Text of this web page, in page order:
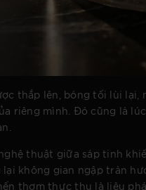
thắp lên, bóng tối lùi
riêng mình. Đó cũng là
thuật giữa sáp tinh
không gian ngập tràn
thơm thực thụ là liệu